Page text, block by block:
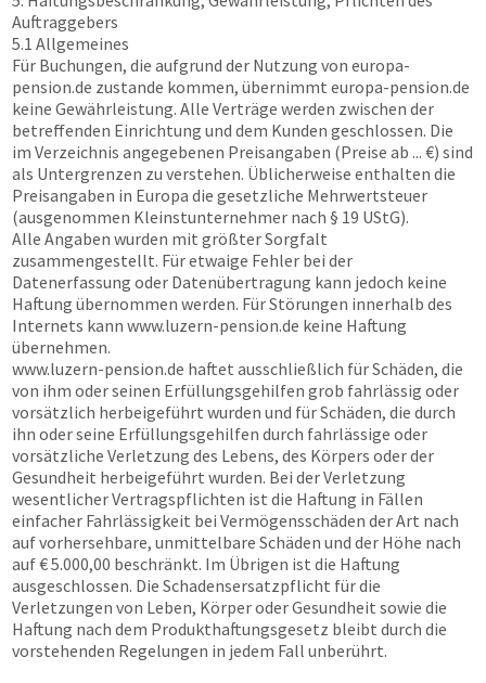
Auftraggebers
5.1 Allgemeines
Für Buchungen, die aufgrund der Nutzung von europa-
pension.de zustande kommen, übernimmt europa-pension.de
keine Gewährleistung. Alle Verträge werden zwischen der
betreffenden Einrichtung und dem Kunden geschlossen. Die
im Verzeichnis angegebenen Preisangaben (Preise ab ... €) sind
als Untergrenzen zu verstehen. Üblicherweise enthalten die
Preisangaben in Europa die gesetzliche Mehrwertsteuer
(ausgenommen Kleinstunternehmer nach § 19 UStG).
Alle Angaben wurden mit größter Sorgfalt
zusammengestellt. Für etwaige Fehler bei der
Datenerfassung oder Datenübertragung kann jedoch keine
Haftung übernommen werden. Für Störungen innerhalb des
Internets kann www.luzern-pension.de keine Haftung
übernehmen.
www.luzern-pension.de haftet ausschließlich für Schäden, die
von ihm oder seinen Erfüllungsgehilfen grob fahrlässig oder
vorsätzlich herbeigeführt wurden und für Schäden, die durch
ihn oder seine Erfüllungsgehilfen durch fahrlässige oder
vorsätzliche Verletzung des Lebens, des Körpers oder der
Gesundheit herbeigeführt wurden. Bei der Verletzung
wesentlicher Vertragspflichten ist die Haftung in Fällen
einfacher Fahrlässigkeit bei Vermögensschäden der Art nach
auf vorhersehbare, unmittelbare Schäden und der Höhe nach
auf € 5.000,00 beschränkt. Im Übrigen ist die Haftung
ausgeschlossen. Die Schadensersatzpflicht für die
Verletzungen von Leben, Körper oder Gesundheit sowie die
Haftung nach dem Produkthaftungsgesetz bleibt durch die
vorstehenden Regelungen in jedem Fall unberührt.